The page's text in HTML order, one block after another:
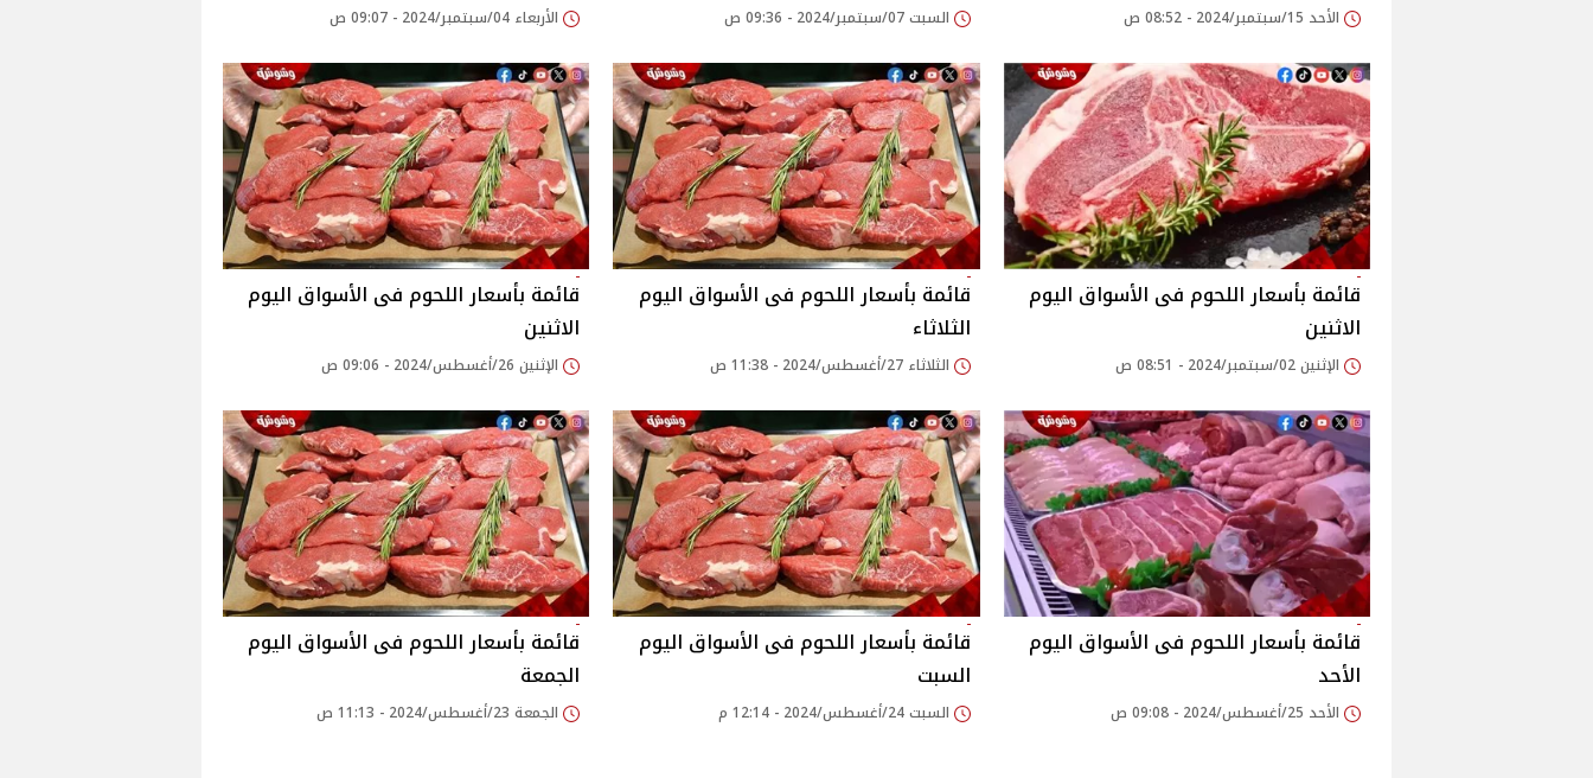
الأحد 15/سبتمبر/2024 - 08:52 ص السبت 07/سبتمبر/2024 - 09:36 ص الأربعاء 04/سبتمبر/2024 - 09:07 ص
قائمة بأسعار اللحوم فى الأسواق اليوم
الاثنين
الإثنين 02/سبتمبر/2024 - 08:51 ص
قائمة بأسعار اللحوم فى الأسواق اليوم
الثلاثاء
الثلاثاء 27/أغسطس/2024 - 11:38 ص
قائمة بأسعار اللحوم فى الأسواق اليوم
الاثنين
الإثنين 26/أغسطس/2024 - 09:06 ص
قائمة بأسعار اللحوم فى الأسواق اليوم
الأحد
الأحد 25/أغسطس/2024 - 09:08 ص
قائمة بأسعار اللحوم فى الأسواق اليوم
السبت
السبت 24/أغسطس/2024 - 12:14 م
قائمة بأسعار اللحوم فى الأسواق اليوم
الجمعة
الجمعة 23/أغسطس/2024 - 11:13 ص